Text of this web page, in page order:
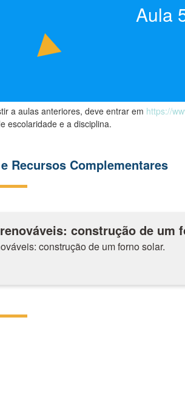
Aula
a aulas anteriores, deve entrar em https://
escolaridade e a disciplina.
Recursos Complementares
construção de um
construção de um forno solar.